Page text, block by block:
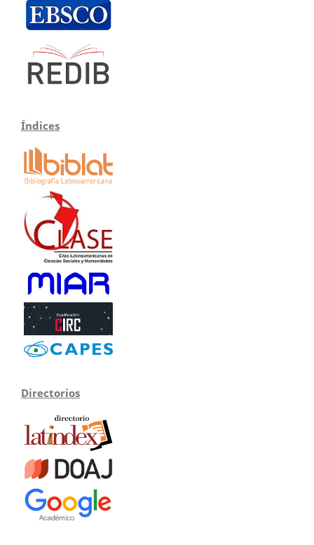
Índices
Directorios